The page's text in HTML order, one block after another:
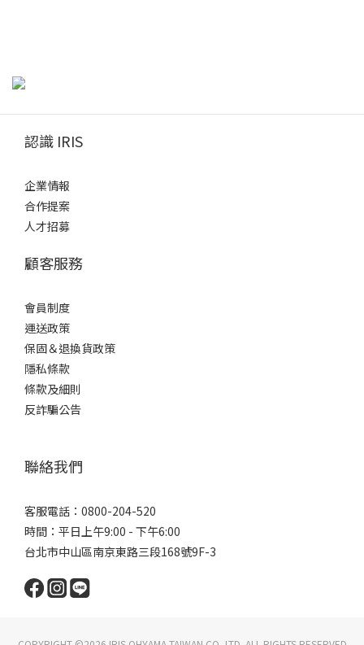
認識 IRIS
企業情報
合作提案
人才招募
顧客服務
會員制度
運送政策
保固＆退換貨政策
隱私條款
條款及細則
反詐騙公告
聯絡我們
客服電話：0800-204-520
時間：平日上午9:00 - 下午6:00
台北市中山區南京東路三段168號9F-3